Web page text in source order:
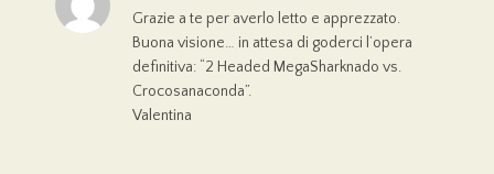
Grazie a te per averlo letto e apprezzato.
Buona visione… in attesa di goderci l’opera
definitiva: “2 Headed MegaSharknado vs.
Crocosanaconda”.
Valentina